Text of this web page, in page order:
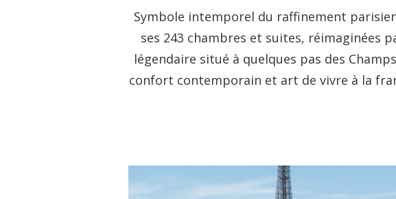
Symbole intemporel du raffinement
ses 243 chambres et suites, réimaginées
légendaire situé à quelques pas des
confort contemporain et art de vivre à la